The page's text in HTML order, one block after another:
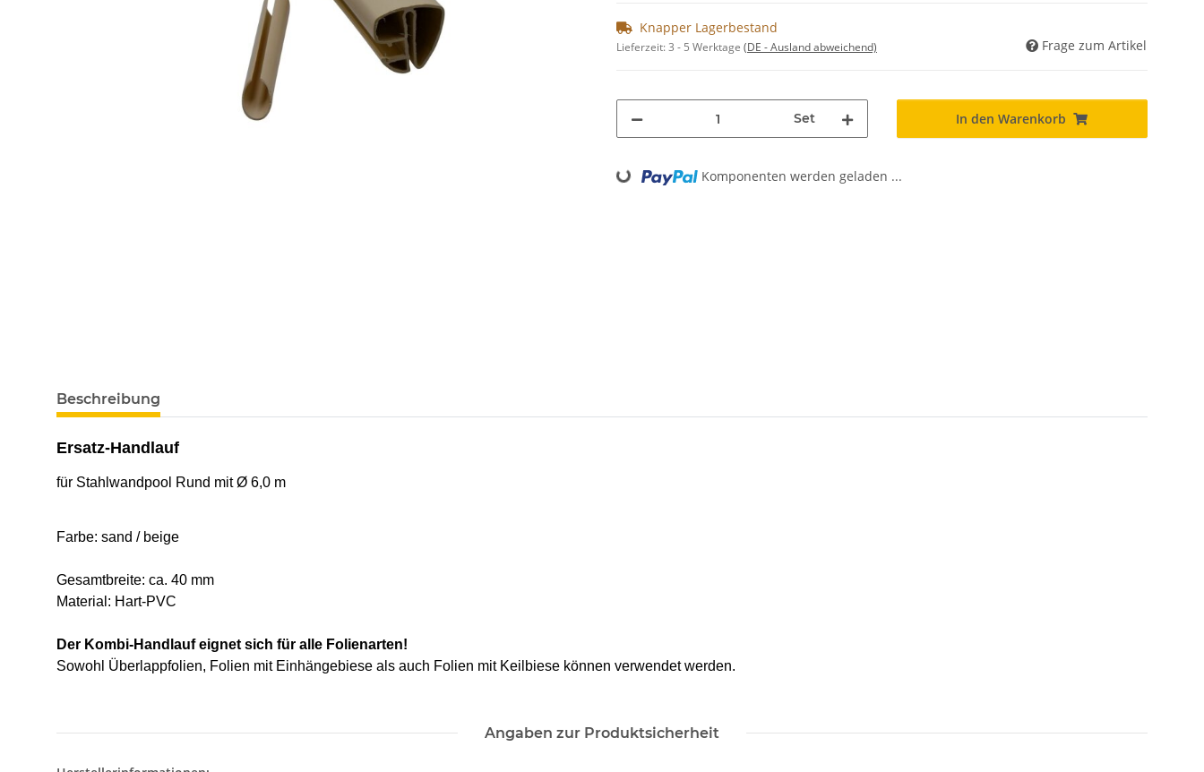
Knapper Lagerbestand
Lieferzeit:3 - 5 Werktage (DE - Ausland abweichend) Frage zum Artikel
Set In den Warenkorb
Loading... Komponenten werden geladen ...
Beschreibung
Ersatz-Handlauf
für Stahlwandpool Rund mit Ø 6,0 m
Farbe: sand / beige
Gesamtbreite: ca. 40 mm
Material: Hart-PVC
Der Kombi-Handlauf eignet sich für alle Folienarten!
Sowohl Überlappfolien, Folien mit Einhängebiese als auch Folien mit Keilbiese können verwendet werden.
Angaben zur Produktsicherheit